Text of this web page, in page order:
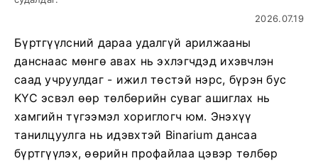
2026.07.19
Бүртгүүлсний дараа удалгүй арилжааны
данснаас мөнгө авах нь эхлэгчдэд ихэвчлэн
саад учруулдаг - ижил төстэй нэрс, бүрэн бус
KYC эсвэл өөр төлбөрийн суваг ашиглах нь
хамгийн түгээмэл хориглогч юм. Энэхүү
танилцуулга нь идэвхтэй Binarium дансаа
бүртгүүлэх, өөрийн профайлаа цэвэр төлбөр